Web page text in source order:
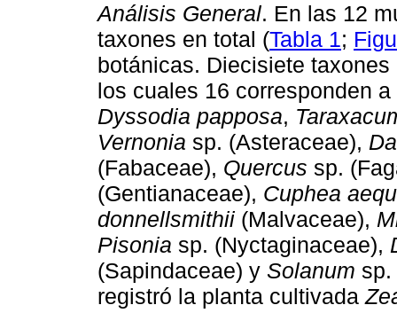
Análisis General. En las 12
taxones en total (Tabla 1;
botánicas. Diecisiete
los cuales 16 corresponden
Dyssodia papposa,
Vernonia sp. (Asteraceae),
(Fabaceae), Quercus sp.
(Gentianaceae), Cuphea
donnellsmithii (Malvaceae),
Pisonia sp. (Nyctaginaceae),
(Sapindaceae) y Solanum
registró la planta cultivada